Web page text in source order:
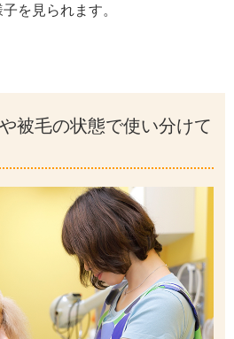
を見られます。
被毛の状態で使い分けて